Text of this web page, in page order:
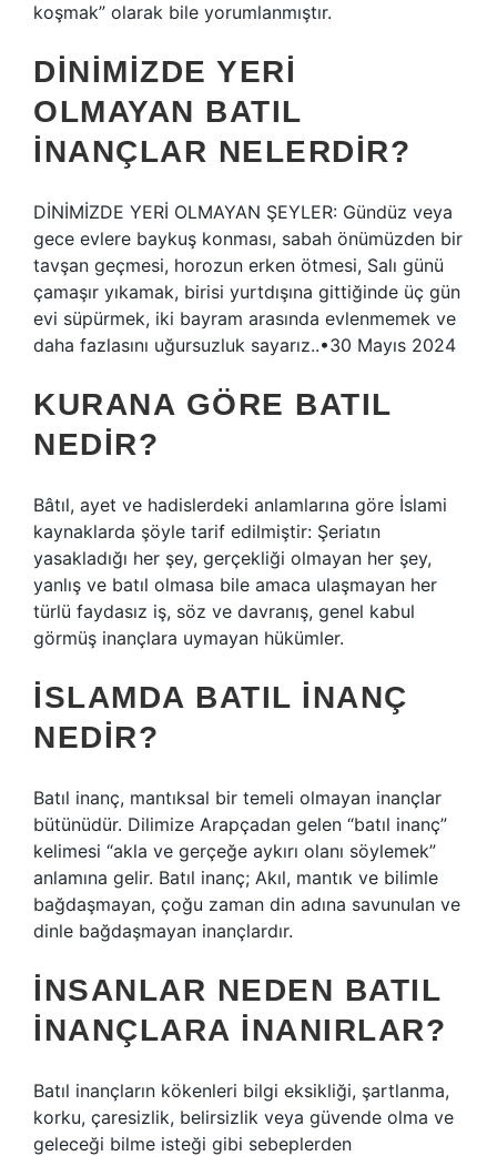
koşmak” olarak bile yorumlanmıştır.
DINIMIZDE YERI
OLMAYAN BATIL
INANÇLAR NELERDIR?
DİNİMİZDE YERİ OLMAYAN ŞEYLER: Gündüz veya
gece evlere baykuş konması, sabah önümüzden bir
tavşan geçmesi, horozun erken ötmesi, Salı günü
çamaşır yıkamak, birisi yurtdışına gittiğinde üç gün
evi süpürmek, iki bayram arasında evlenmemek ve
daha fazlasını uğursuzluk sayarız..•30 Mayıs 2024
KURANA GÖRE BATIL
NEDIR?
Bâtıl, ayet ve hadislerdeki anlamlarına göre İslami
kaynaklarda şöyle tarif edilmiştir: Şeriatın
yasakladığı her şey, gerçekliği olmayan her şey,
yanlış ve batıl olmasa bile amaca ulaşmayan her
türlü faydasız iş, söz ve davranış, genel kabul
görmüş inançlara uymayan hükümler.
İSLAMDA BATIL INANÇ
NEDIR?
Batıl inanç, mantıksal bir temeli olmayan inançlar
bütünüdür. Dilimize Arapçadan gelen “batıl inanç”
kelimesi “akla ve gerçeğe aykırı olanı söylemek”
anlamına gelir. Batıl inanç; Akıl, mantık ve bilimle
bağdaşmayan, çoğu zaman din adına savunulan ve
dinle bağdaşmayan inançlardır.
İNSANLAR NEDEN BATIL
INANÇLARA INANIRLAR?
Batıl inançların kökenleri bilgi eksikliği, şartlanma,
korku, çaresizlik, belirsizlik veya güvende olma ve
geleceği bilme isteği gibi sebeplerden